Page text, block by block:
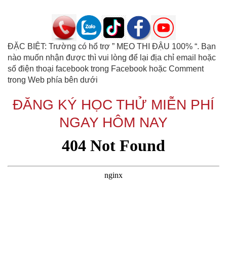
ĐẶC BIỆT: Trường có hổ trợ ” MẸO THI ĐẬU 100% “. Bạn
nào muốn nhận được thì vui lòng để lại địa chỉ email hoặc
số điện thoại facebook trong Facebook hoặc Comment
trong Web phía bên dưới
ĐĂNG KÝ HỌC THỬ MIỄN PHÍ
NGAY HÔM NAY